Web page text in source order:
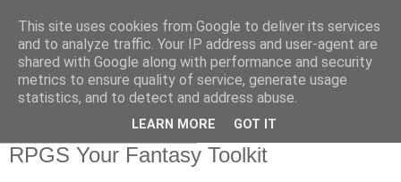
RPGS Your Fantasy Toolkit
This site uses cookies from Google to deliver its services
and to analyze traffic. Your IP address and user-agent are
shared with Google along with performance and security
metrics to ensure quality of service, generate usage
statistics, and to detect and address abuse.
LEARN MORE GOT IT